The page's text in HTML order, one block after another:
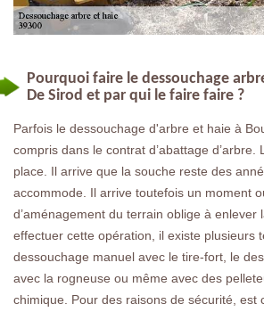
Pourquoi faire le dessouchage
De Sirod et par qui le faire faire ?
Parfois le dessouchage d'arbre et haie à
compris dans le contrat d’abattage d’arbre.
place. Il arrive que la souche reste des
accommode. Il arrive toutefois un moment
d’aménagement du terrain oblige à enlever
effectuer cette opération, il existe plusieurs
dessouchage manuel avec le tire-fort, le
avec la rogneuse ou même avec des
chimique. Pour des raisons de sécurité, est